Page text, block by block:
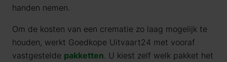
handen nemen.
Om de kosten van een crematie zo laag mogelijk te
houden, werkt Goedkope Uitvaart24 met vooraf
vastgestelde pakketten. U kiest zelf welk pakket het